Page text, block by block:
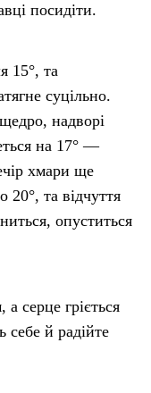
посидіти.
15°, та
суцільно.
надворі
на 17° —
хмари ще
20°, та відчуття
опуститься
серце гріється
себе й радійте